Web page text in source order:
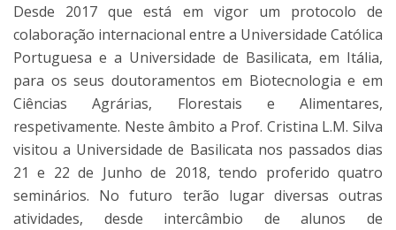
Desde 2017 que está em vigor um protocolo de
colaboração internacional entre a Universidade Católica
Portuguesa e a Universidade de Basilicata, em Itália,
para os seus doutoramentos em Biotecnologia e em
Ciências Agrárias, Florestais e Alimentares,
respetivamente. Neste âmbito a Prof. Cristina L.M. Silva
visitou a Universidade de Basilicata nos passados dias
21 e 22 de Junho de 2018, tendo proferido quatro
seminários. No futuro terão lugar diversas outras
atividades, desde intercâmbio de alunos de